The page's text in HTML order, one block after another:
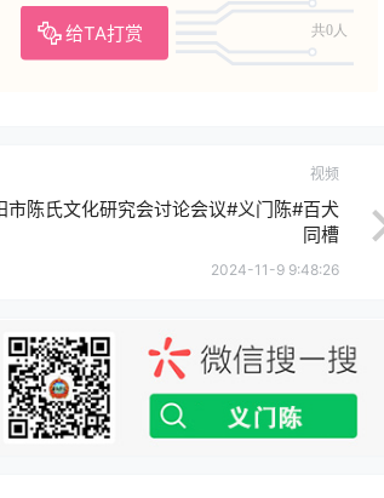
陈”洗
的家族凝聚力和认同感。 《义门陈万
里国聘支系家…
给TA打赏 共0人
视频
市陈氏文化研究会讨论会议#义门陈#百犬
同槽
2024-11-9 9:48:26